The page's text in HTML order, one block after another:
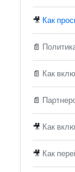
🎥 Как
📄
📄 Как
📄
🎥 Как
🎥 Как